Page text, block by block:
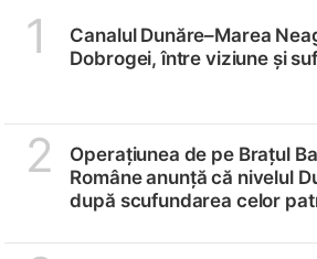
1
Canalul Dunăre–Marea
Dobrogei, între viziune și
2
Operațiunea de pe Brațul
Române anunță că nivelul
după scufundarea celor